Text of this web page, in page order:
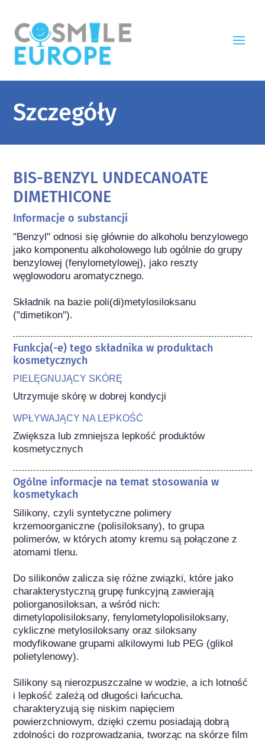
Szczegóły
BIS-BENZYL UNDECANOATE
DIMETHICONE
Informacje o substancji
"Benzyl" odnosi się głównie do alkoholu benzylowego
jako komponentu alkoholowego lub ogólnie do grupy
benzylowej (fenylometylowej), jako reszty
węglowodoru aromatycznego.
Składnik na bazie poli(di)metylosiloksanu
("dimetikon").
Funkcja(-e) tego składnika w produktach
kosmetycznych
PIELĘGNUJĄCY SKÓRĘ
Utrzymuje skórę w dobrej kondycji
WPŁYWAJĄCY NA LEPKOŚĆ
Zwiększa lub zmniejsza lepkość produktów
kosmetycznych
Ogólne informacje na temat stosowania w
kosmetykach
Silikony, czyli syntetyczne polimery
krzemoorganiczne (polisiloksany), to grupa
polimerów, w których atomy kremu są połączone z
atomami tlenu.
Do silikonów zalicza się różne związki, które jako
charakterystyczną grupę funkcyjną zawierają
poliorganosiloksan, a wśród nich:
dimetylopolisiloksany, fenylometylopolisiloksany,
cykliczne metylosiloksany oraz siloksany
modyfikowane grupami alkilowymi lub PEG (glikol
polietylenowy).
Silikony są nierozpuszczalne w wodzie, a ich lotność
i lepkość zależą od długości łańcucha.
charakteryzują się niskim napięciem
powierzchniowym, dzięki czemu posiadają dobrą
zdolności do rozprowadzania, tworząc na skórze film